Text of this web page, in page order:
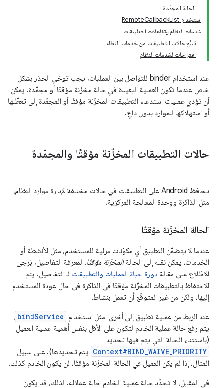
الحالة المجمّدة
استخدام RemoteCallbackList
خدمات النظام وتفاعلات التطبيقات
تتبُّع حالات التطبيقات من خدمات النظام
اقتراحات لخدمات النظام
عند استخدام binder للتواصل بين العمليات، يجب توخي الحذر بشكل
خاص عندما تكون العملية البعيدة في حالة مخزّنة مؤقتًا أو مجمّدة. يمكن
أن تؤدي عمليات استدعاء التطبيقات المخزّنة مؤقتًا أو المجمّدة إلى تعطّلها
أو استهلاكها للموارد بدون داعٍ.
حالات التطبيقات المخزّنة مؤقتًا والمجمّدة
يحافظ Android على التطبيقات في حالات مختلفة لإدارة موارد النظام،
مثل الذاكرة ووحدة المعالجة المركزية.
الحالة المخزّنة مؤقتًا
عندما لا يتضمّن التطبيق أي مكوّنات مرئية للمستخدم، مثل الأنشطة أو
الخدمات، يمكن نقله إلى الحالةالمخزّنة مؤقتًا. لمعرفة التفاصيل، يُرجى
الاطّلاع على مقالة دورة حياة العمليات والتطبيقات لـ التفاصيل. يتم
الاحتفاظ بالتطبيقات المخزّنة مؤقتًا في الذاكرة في حال عودة المستخدم
إليها، ولكن من غير المتوقّع أن تعمل بنشاط.
عند الربط من عملية تطبيق إلى أخرى، مثل استخدام bindService ،
يتم رفع حالة عملية الخادم لتكون على الأقل بنفس أهمية عملية العميل
(باستثناء الحالة التي يتم فيها تحديد
Context#BIND_WAIVE_PRIORITY يتم تحديدها). على سبيل
المثال، إذا لم يكن العميل في الحالة المخزّنة مؤقتًا، لن يكون الخادم كذلك.
في المقابل، لا تحدّد حالة عملية الخادم حالة عملائه. لذلك، قد يكون